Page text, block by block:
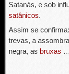
Satanás, e sob
satânicos.
Assim se
trevas, a
negra, as bruxas